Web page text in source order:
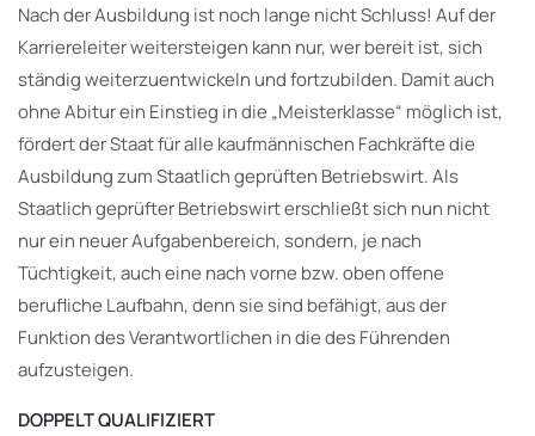
Nach der Ausbildung ist noch lange nicht Schluss! Auf der
Karriereleiter weitersteigen kann nur, wer bereit ist, sich
ständig weiterzuentwickeln und fortzubilden. Damit auch
ohne Abitur ein Einstieg in die „Meisterklasse“ möglich ist,
fördert der Staat für alle kaufmännischen Fachkräfte die
Ausbildung zum Staatlich geprüften Betriebswirt. Als
Staatlich geprüfter Betriebswirt erschließt sich nun nicht
nur ein neuer Aufgabenbereich, sondern, je nach
Tüchtigkeit, auch eine nach vorne bzw. oben offene
berufliche Laufbahn, denn sie sind befähigt, aus der
Funktion des Verantwortlichen in die des Führenden
aufzusteigen.
DOPPELT QUALIFIZIERT